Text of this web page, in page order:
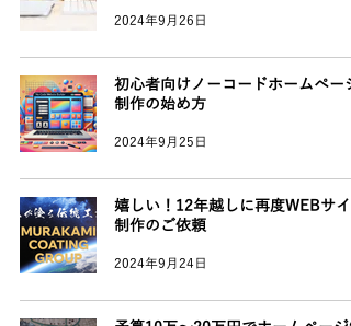
2024年9月26日
初心者向けノーコードホームページ
制作の始め方
2024年9月25日
嬉しい！12年越しに再度WEBサイ
制作のご依頼
2024年9月24日